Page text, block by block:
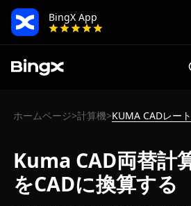
BingX App
ホームページ>計算機>KUMA CADレート
Kuma CAD両替計
をCADに換算する